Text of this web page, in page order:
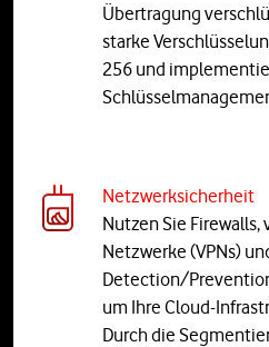
Übertragung
starke
256 und
Netzwerksicherheit
Nutzen Sie
Netzwerke (VPNs)
Detection/
um Ihre Cloud-
Durch die